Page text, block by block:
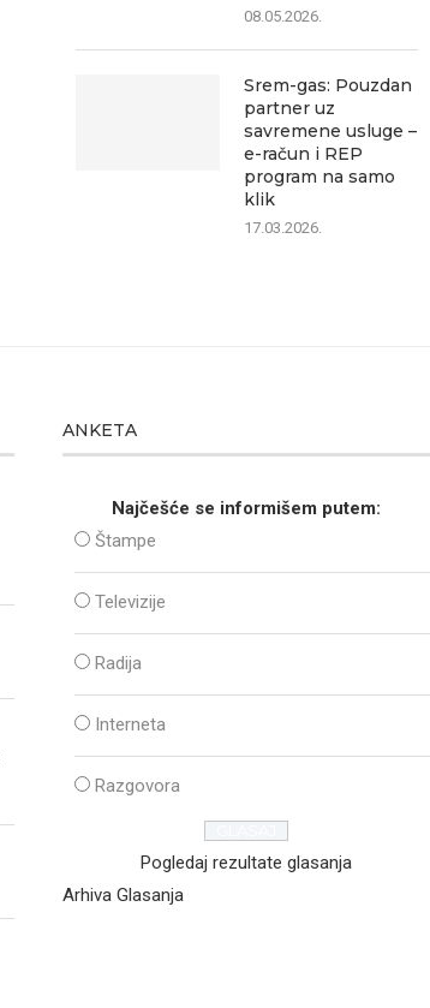
08.05.2026.
Srem-gas: Pouzdan
partner uz
savremene usluge –
e-račun i REP
program na samo
klik
17.03.2026.
ANKETA
Najčešće se informišem putem:
Štampe
Televizije
Radija
Interneta
Razgovora
Pogledaj rezultate glasanja
Arhiva Glasanja